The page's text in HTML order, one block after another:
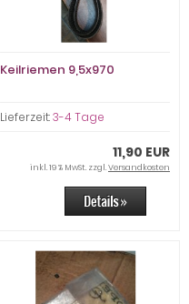
Keilriemen 9,5x970
Lieferzeit:3-4 Tage
11,90 EUR
inkl. 19 % MwSt. zzgl.Versandkosten